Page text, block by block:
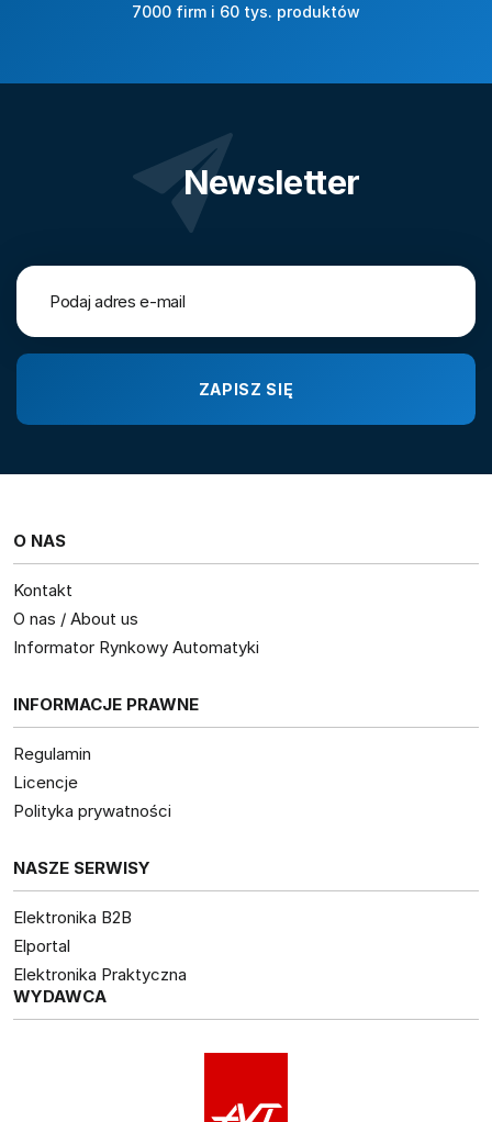
7000 firm i 60 tys. produktów
Newsletter
O NAS
Kontakt
O nas / About us
Informator Rynkowy Automatyki
INFORMACJE PRAWNE
Regulamin
Licencje
Polityka prywatności
NASZE SERWISY
Elektronika B2B
Elportal
Elektronika Praktyczna
WYDAWCA